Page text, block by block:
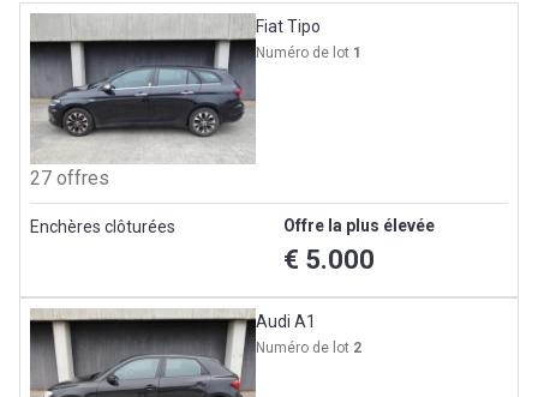
Fiat Tipo
Numéro de lot 1
27 offres
Enchères clôturées Offre la plus élevée
€ 5.000
Audi A1
Numéro de lot 2